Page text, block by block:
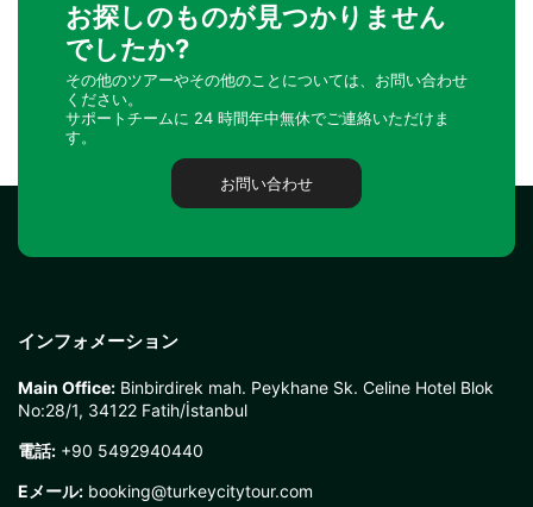
お探しのものが見つかりません
でしたか?
その他のツアーやその他のことについては、お問い合わせ
ください。
サポートチームに 24 時間年中無休でご連絡いただけま
す。
お問い合わせ
インフォメーション
Main Office: Binbirdirek mah. Peykhane Sk. Celine Hotel Blok
No:28/1, 34122 Fatih/İstanbul
電話: +90 5492940440
Eメール: booking@turkeycitytour.com